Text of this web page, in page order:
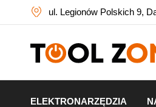
ul. Legionów Polskich 9,
ELEKTRONARZĘDZIA